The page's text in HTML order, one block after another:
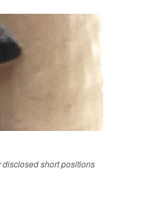
short positions